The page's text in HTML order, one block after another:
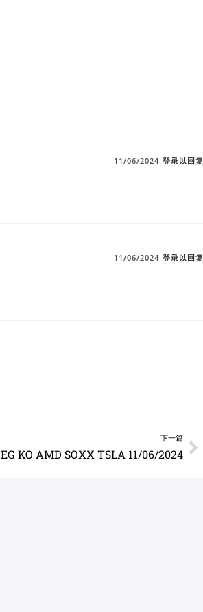
11/06/2024 登录以回复
11/06/2024 登录以回复
下一篇
KO AMD SOXX TSLA 11/06/2024